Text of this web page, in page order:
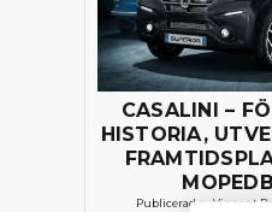
CASALINI –
HISTORIA,
Publicerad av Vincent